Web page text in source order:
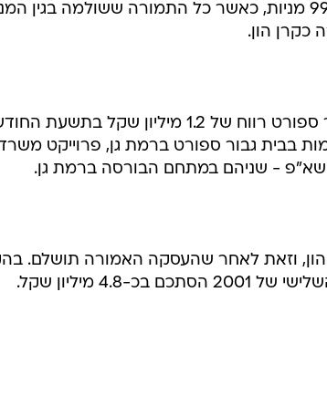
שמכל 100 מניות בנות 0.01 שקל ע.נ. תבוטלנה 99 מניות, כאשר כל התמורה ששולמה בגין
כקרן הון.
פעילות הנדל"ן של גבור נדל"ן, אשר הניבה לגבור ספורט רווח של 1.2 מיליון שקל
של שנת 2001, כוללת, בין היתר, 4 קומות בבית גבור ספורט ברמת גן, פרוייקט
שא"פ - שניהם במתחם הבורסה ברמת גן.
הון, וזאת לאחר שהעסקה האמורה תושלם.
מיליון שקל.